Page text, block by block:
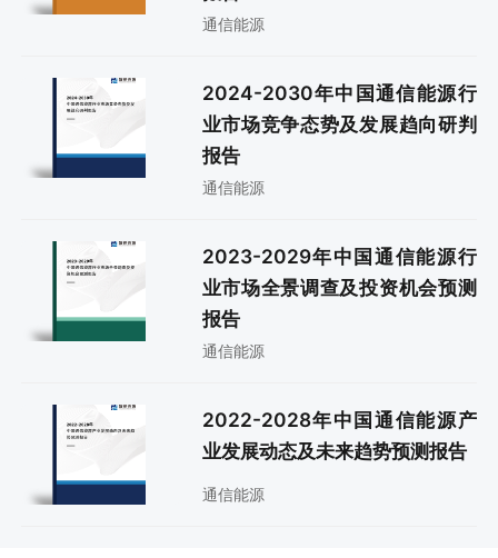
通信能源
2024-2030年中国通信能源行
业市场竞争态势及发展趋向研判
报告
通信能源
2023-2029年中国通信能源行
业市场全景调查及投资机会预测
报告
通信能源
2022-2028年中国通信能源产
业发展动态及未来趋势预测报告
通信能源